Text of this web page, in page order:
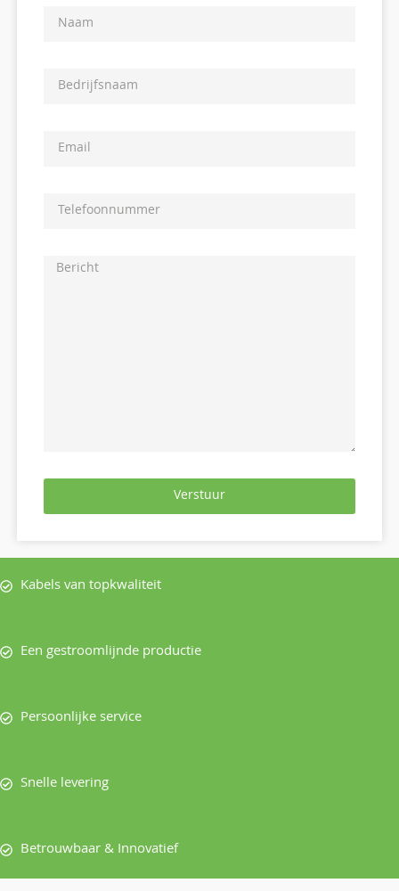
Verstuur
Kabels van topkwaliteit
Een gestroomlijnde productie
Persoonlijke service
Snelle levering
Betrouwbaar & Innovatief